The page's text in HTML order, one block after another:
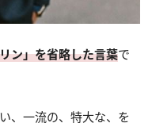
ン」を省略した言葉で
、一流の、特大な、を